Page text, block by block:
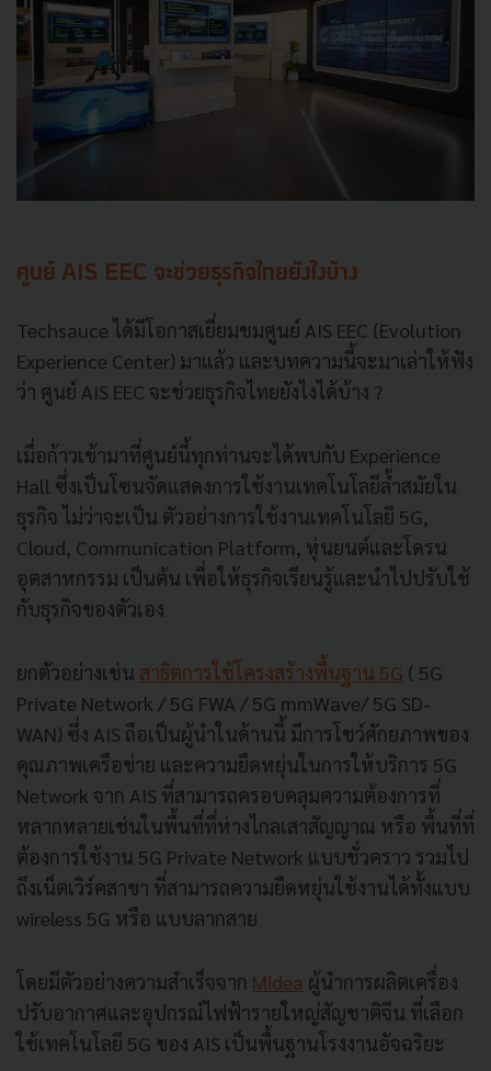
ศูนย์ AIS EEC จะช่วยธุรกิจไทยยังไงบ้าง
Techsauce ได้มีโอกาสเยี่ยมชมศูนย์ AIS EEC (Evolution
Experience Center) มาแล้ว และบทความนี้จะมาเล่าให้ฟัง
ว่า ศูนย์ AIS EEC จะช่วยธุรกิจไทยยังไงได้บ้าง ?
เมื่อก้าวเข้ามาที่ศูนย์นี้ทุกท่านจะได้พบกับ Experience
Hall ซึ่งเป็นโซนจัดแสดงการใช้งานเทคโนโลยีล้ำสมัยใน
ธุรกิจ ไม่ว่าจะเป็น ตัวอย่างการใช้งานเทคโนโลยี 5G,
Cloud, Communication Platform, หุ่นยนต์และโดรน
อุตสาหกรรม เป็นต้น เพื่อให้ธุรกิจเรียนรู้และนำไปปรับใช้
กับธุรกิจของตัวเอง
ยกตัวอย่างเช่น สาธิตการใช้โครงสร้างพื้นฐาน 5G ( 5G
Private Network / 5G FWA / 5G mmWave/ 5G SD-
WAN) ซึ่ง AIS ถือเป็นผู้นำในด้านนี้ มีการโชว์ศักยภาพของ
คุณภาพเครือข่าย และความยืดหยุ่นในการให้บริการ 5G
Network จาก AIS ที่สามารถครอบคลุมความต้องการที่
หลากหลายเช่นในพื้นที่ที่ห่างไกลเสาสัญญาณ หรือ พื้นที่ที่
ต้องการใช้งาน 5G Private Network แบบชั่วคราว รวมไป
ถึงเน็ตเวิร์คสาขา ที่สามารถความยืดหยุ่นใช้งานได้ทั้งแบบ
wireless 5G หรือ แบบลากสาย
โดยมีตัวอย่างความสำเร็จจาก Midea ผู้นำการผลิตเครื่อง
ปรับอากาศและอุปกรณ์ไฟฟ้ารายใหญ่สัญชาติจีน ที่เลือก
ใช้เทคโนโลยี 5G ของ AIS เป็นพื้นฐานโรงงานอัจฉริยะ